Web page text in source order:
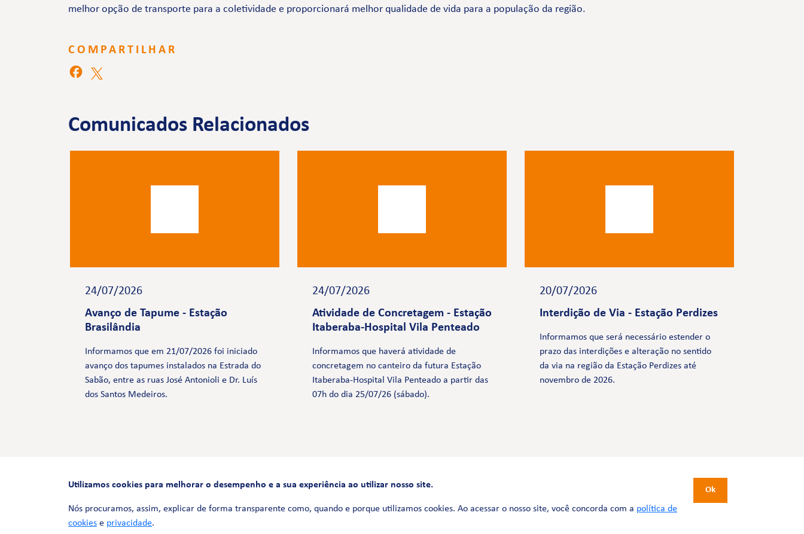
melhor opção de transporte para a coletividade e proporcionará melhor qualidade de vida para a população da região.
COMPARTILHAR
Comunicados Relacionados
24/07/2026
Avanço de Tapume - Estação
Brasilândia
Informamos que em 21/07/2026 foi iniciado
avanço dos tapumes instalados na Estrada do
Sabão, entre as ruas José Antonioli e Dr. Luís
dos Santos Medeiros.
24/07/2026
Atividade de Concretagem - Estação
Itaberaba-Hospital Vila Penteado
Informamos que haverá atividade de
concretagem no canteiro da futura Estação
Itaberaba-Hospital Vila Penteado a partir das
07h do dia 25/07/26 (sábado).
20/07/2026
Interdição de Via - Estação Perdizes
Informamos que será necessário estender o
prazo das interdições e alteração no sentido
da via na região da Estação Perdizes até
novembro de 2026.
FALE CONOSCO
0800 580 3172
Utilizamos cookies para melhorar o desempenho e a sua experiência ao utilizar nosso site.
Nós procuramos, assim, explicar de forma transparente como, quando e porque utilizamos cookies. Ao acessar o nosso site, você concorda com a política de
cookies e privacidade.
Ok